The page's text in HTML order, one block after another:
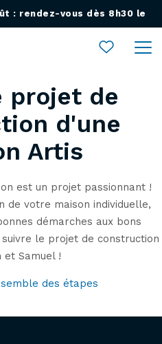
: rendez-vous dès 8h30 le
Ouvrir le menu
projet de
d'une
Artis
est un projet passionnant !
de votre maison individuelle,
démarches aux bons
le projet de construction
et Samuel !
des étapes